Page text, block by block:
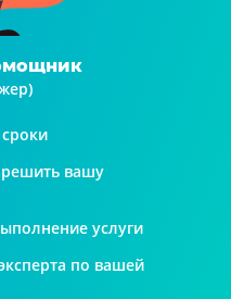
решить вашу
услуги
по вашей